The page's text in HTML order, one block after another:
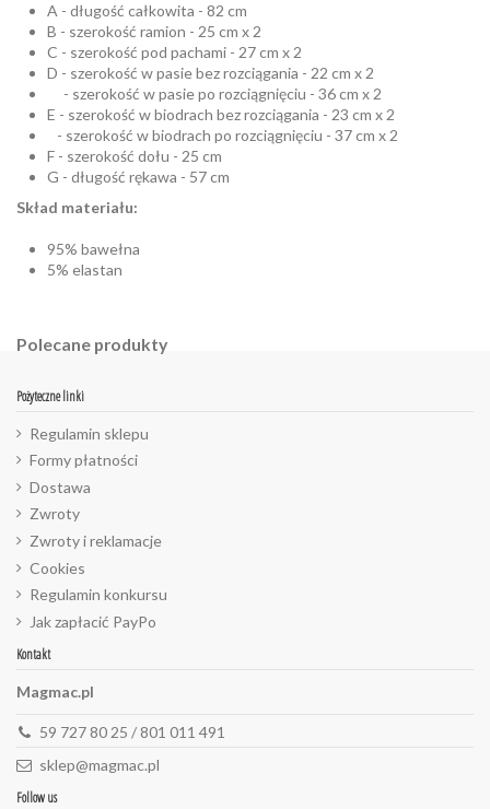
A - długość całkowita - 82 cm
B - szerokość ramion - 25 cm x 2
C - szerokość pod pachami - 27 cm x 2
D - szerokość w pasie bez rozciągania - 22 cm x 2
- szerokość w pasie po rozciągnięciu - 36 cm x 2
E - szerokość w biodrach bez rozciągania - 23 cm x 2
- szerokość w biodrach po rozciągnięciu - 37 cm x 2
F - szerokość dołu - 25 cm
G - długość rękawa - 57 cm
Skład materiału:
95% bawełna
5% elastan
Polecane produkty
Pożyteczne linki
Regulamin sklepu
Formy płatności
Dostawa
Zwroty
Zwroty i reklamacje
Cookies
Regulamin konkursu
Jak zapłacić PayPo
Kontakt
Magmac.pl
59 727 80 25 / 801 011 491
sklep@magmac.pl
Follow us